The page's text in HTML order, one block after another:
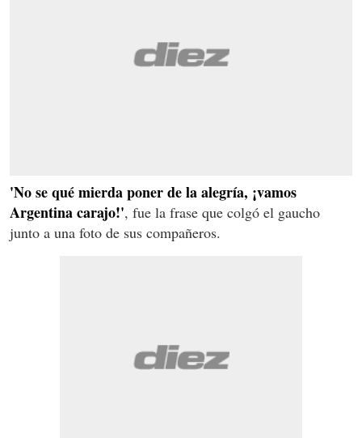
'No se qué mierda poner de la alegría, ¡vamos
Argentina carajo!', fue la frase que colgó el gaucho
junto a una foto de sus compañeros.